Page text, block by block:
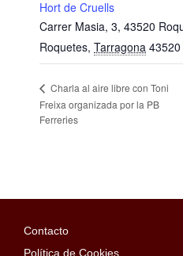
Hort de Cruells
Carrer Masia, 3, 43520
Roquetes, Tarragona 43520
Charla al aire libre con Toni
Freixa organizada por la PB
Ferreries
Contacto
Política de Cookies